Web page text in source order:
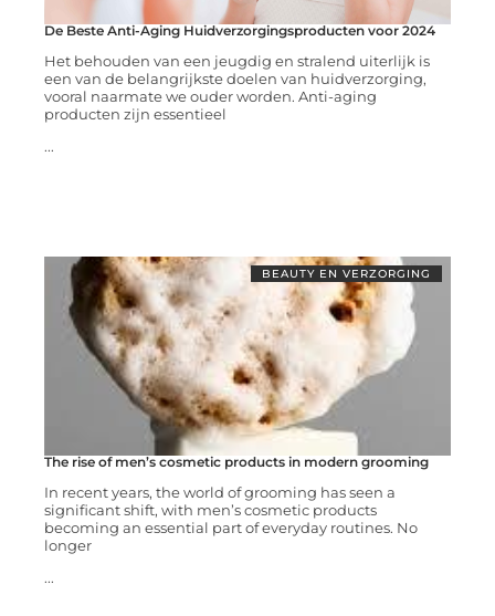
De Beste Anti-Aging Huidverzorgingsproducten voor 2024
Het behouden van een jeugdig en stralend uiterlijk is
een van de belangrijkste doelen van huidverzorging,
vooral naarmate we ouder worden. Anti-aging
producten zijn essentieel
...
BEAUTY EN VERZORGING
The rise of men’s cosmetic products in modern grooming
In recent years, the world of grooming has seen a
significant shift, with men’s cosmetic products
becoming an essential part of everyday routines. No
longer
...